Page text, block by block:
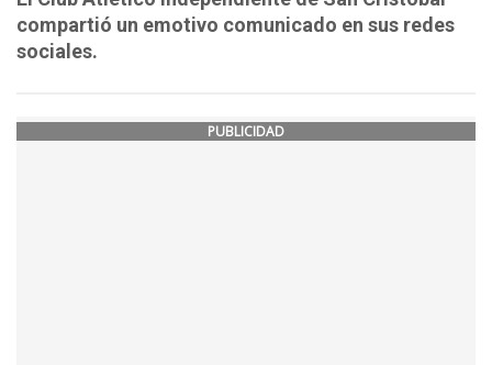
compartió un emotivo comunicado en sus redes
sociales.
PUBLICIDAD